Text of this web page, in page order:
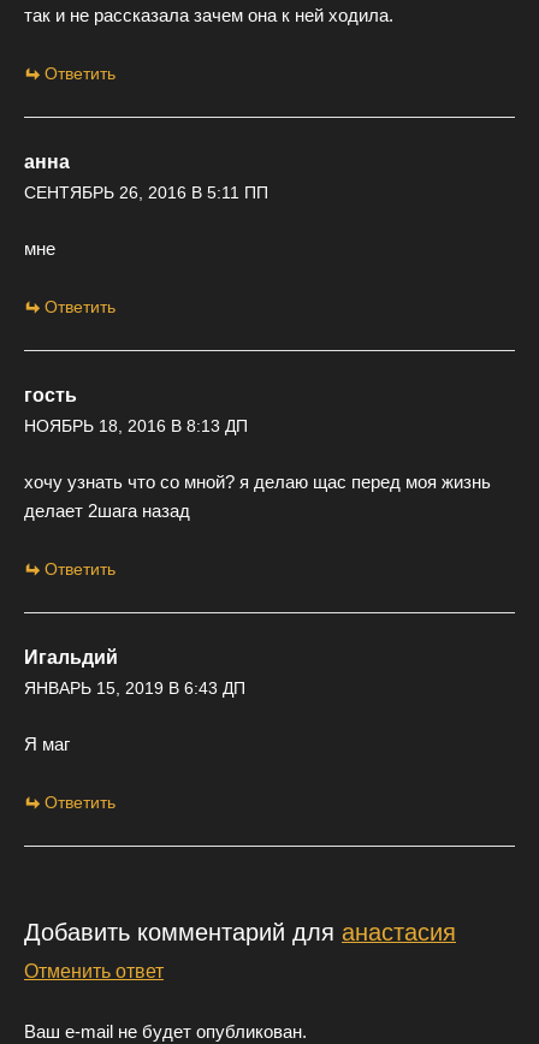
так и не рассказала зачем она к ней ходила.
Ответить
анна
СЕНТЯБРЬ 26, 2016 В 5:11 ПП
мне
Ответить
гость
НОЯБРЬ 18, 2016 В 8:13 ДП
хочу узнать что со мной? я делаю щас перед моя жизнь
делает 2шага назад
Ответить
Игальдий
ЯНВАРЬ 15, 2019 В 6:43 ДП
Я маг
Ответить
Добавить комментарий для анастасия
Отменить ответ
Ваш e-mail не будет опубликован.